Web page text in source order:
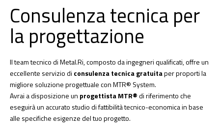
Consulenza tecnica per
la progettazione
Il team tecnico di Metal.Ri, composto da ingegneri qualificati, offre un
eccellente servizio di consulenza tecnica gratuitaper proporti la
migliore soluzione progettuale con MTR® System.
Avrai a disposizione un progettista MTR®di riferimento che
eseguirà un accurato studio di fattibilità tecnico-economica in base
alle specifiche esigenze del tuo progetto.